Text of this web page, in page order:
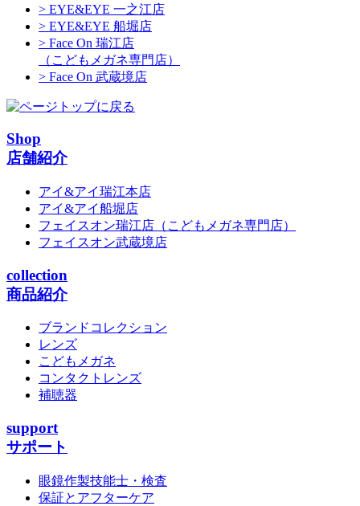
> EYE&EYE 一之江店
> EYE&EYE 船堀店
> Face On 瑞江店
（こどもメガネ専門店）
> Face On 武蔵境店
Shop
店舗紹介
アイ&アイ瑞江本店
アイ&アイ船堀店
フェイスオン瑞江店 （こどもメガネ専門店）
フェイスオン武蔵境店
collection
商品紹介
ブランドコレクション
レンズ
こどもメガネ
コンタクトレンズ
補聴器
support
サポート
眼鏡作製技能士・検査
保証とアフターケア